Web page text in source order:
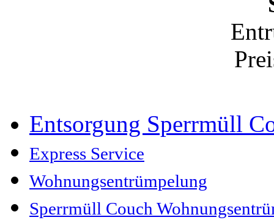
Entsorgung Sperrmüll
Express Service
Wohnungsentrümpelung
Sperrmüll Couch